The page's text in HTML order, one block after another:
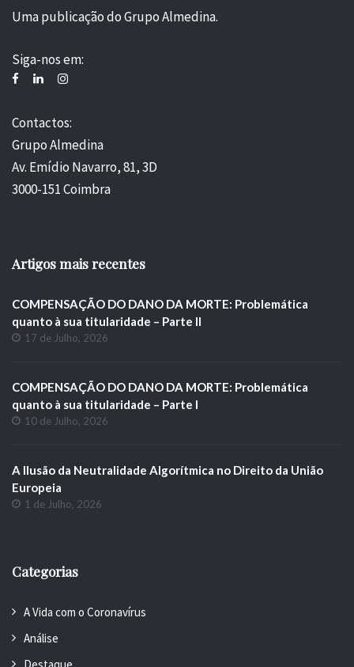
Uma publicação do Grupo Almedina.
Siga-nos em:
Contactos:
Grupo Almedina
Av. Emídio Navarro, 81, 3D
3000-151 Coimbra
Artigos mais recentes
COMPENSAÇÃO DO DANO DA MORTE: Problemática
quanto à sua titularidade – Parte II
17 de Julho, 2026
COMPENSAÇÃO DO DANO DA MORTE: Problemática
quanto à sua titularidade – Parte I
10 de Julho, 2026
A Ilusão da Neutralidade Algorítmica no Direito da União
Europeia
1 de Julho, 2026
Categorias
A Vida com o Coronavírus
Análise